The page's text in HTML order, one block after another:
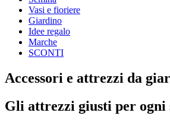
Vasi e fioriere
Giardino
Idee regalo
Marche
SCONTI
Accessori e attrezzi da
Gli attrezzi giusti per ogni